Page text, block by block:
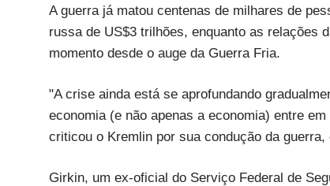
A guerra já matou centenas de milhares de
russa de US$3 trilhões, enquanto as relações
momento desde o auge da Guerra Fria.
"A crise ainda está se aprofundando
economia (e não apenas a economia) entre
criticou o Kremlin por sua condução da guerra,
Girkin, um ex-oficial do Serviço Federal de